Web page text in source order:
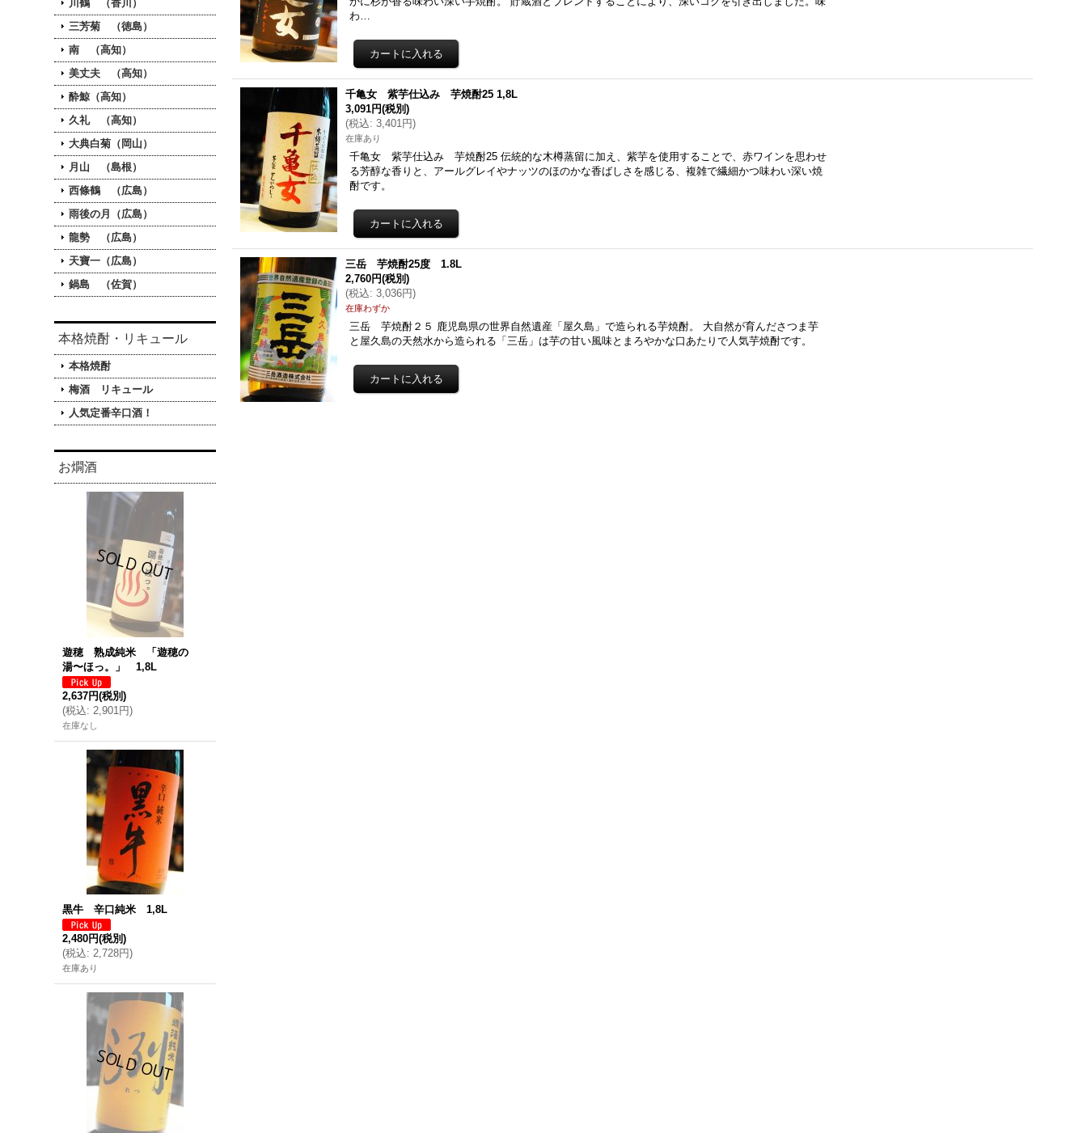
川鶴 （香川）
三芳菊 （徳島）
南 （高知）
美丈夫 （高知）
酔鯨（高知）
久礼 （高知）
大典白菊（岡山）
月山 （島根）
西條鶴 （広島）
雨後の月（広島）
龍勢 （広島）
天寶一（広島）
鍋島 （佐賀）
本格焼酎・リキュール
本格焼酎
梅酒 リキュール
人気定番辛口酒！
お燗酒
遊穂 熟成純米 「遊穂の
湯〜ほっ。」 1,8L
2,637円(税別)
(税込: 2,901円)
在庫なし
黒牛 辛口純米 1,8L
2,480円(税別)
(税込: 2,728円)
在庫あり
わ…
千亀女 紫芋仕込み 芋焼酎25 1,8L
3,091円(税別)
(税込: 3,401円)
在庫あり
千亀女 紫芋仕込み 芋焼酎25 伝統的な木樽蒸留に加え、紫芋を使用することで、赤ワインを思わせ
る芳醇な香りと、アールグレイやナッツのほのかな香ばしさを感じる、複雑で繊細かつ味わい深い焼
酎です。
三岳 芋焼酎25度 1.8L
2,760円(税別)
(税込: 3,036円)
在庫わずか
三岳 芋焼酎２５ 鹿児島県の世界自然遺産「屋久島」で造られる芋焼酎。 大自然が育んださつま芋
と屋久島の天然水から造られる「三岳」は芋の甘い風味とまろやかな口あたりで人気芋焼酎です。